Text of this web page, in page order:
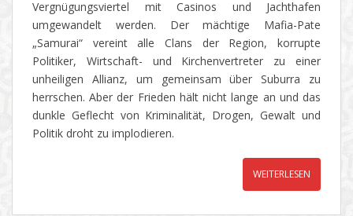
Vergnügungsviertel mit Casinos und Jachthafen
umgewandelt werden. Der mächtige Mafia-Pate
„Samurai“ vereint alle Clans der Region, korrupte
Politiker, Wirtschaft- und Kirchenvertreter zu einer
unheiligen Allianz, um gemeinsam über Suburra zu
herrschen. Aber der Frieden hält nicht lange an und das
dunkle Geflecht von Kriminalität, Drogen, Gewalt und
Politik droht zu implodieren.
WEITERLESEN